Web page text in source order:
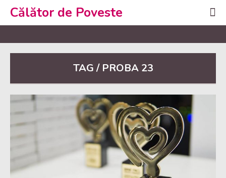
Călător de Poveste
TAG / PROBA 23